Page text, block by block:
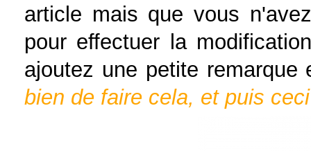
article mais que vous
pour effectuer la
ajoutez une petite remarque
bien de faire cela, et puis